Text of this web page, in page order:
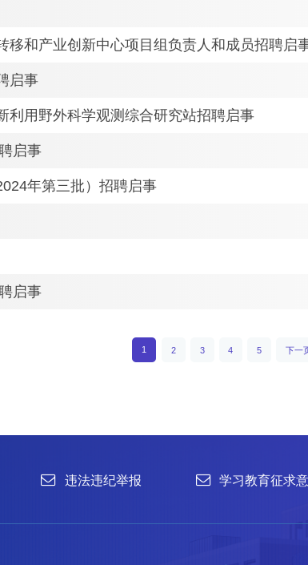
移和产业创新中心项目组负责人和成员招聘启
启事
利用野外科学观测综合研究站招聘启事
启事
年第三批）招聘启事
启事
1 2 3 4 5 下一
号